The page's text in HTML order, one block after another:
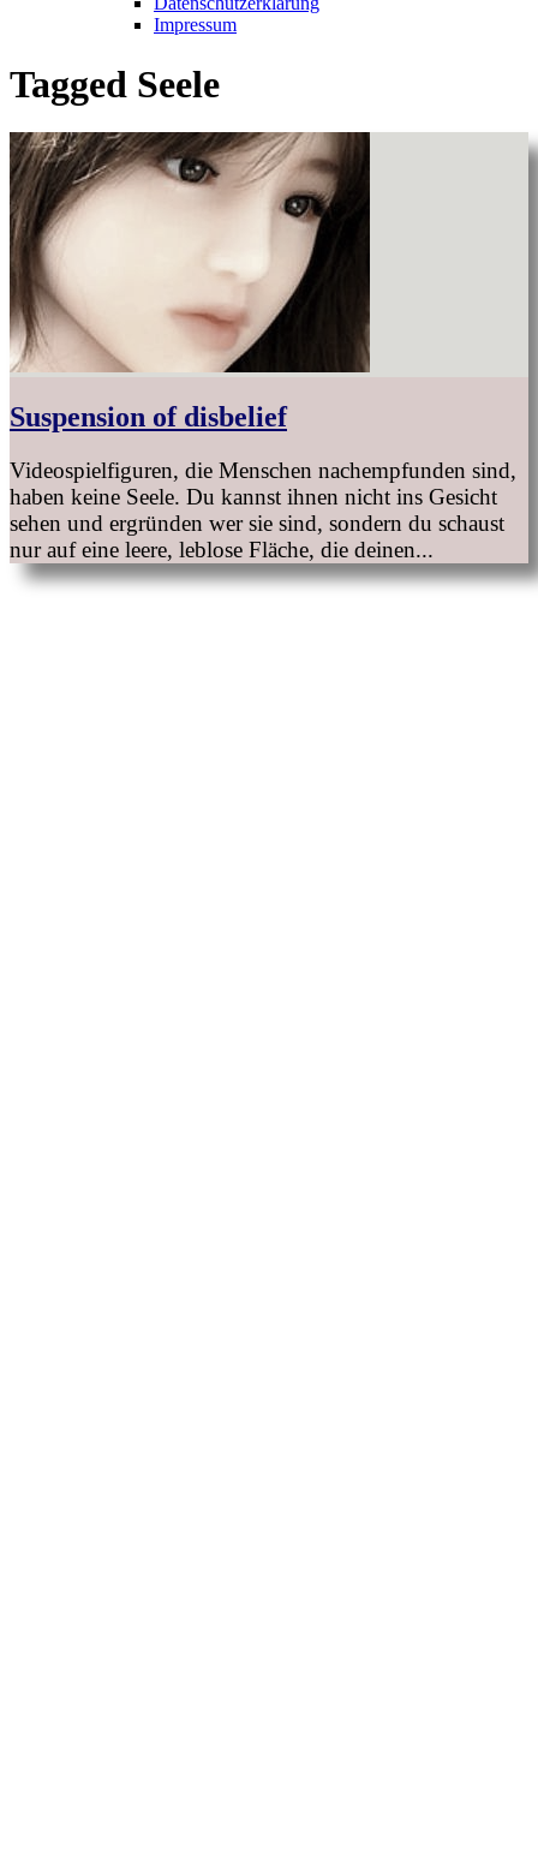
Impressum
Tagged Seele
Suspension of disbelief
Videospielfiguren, die Menschen nachempfunden sind,
haben keine Seele. Du kannst ihnen nicht ins Gesicht
sehen und ergründen wer sie sind, sondern du schaust
nur auf eine leere, leblose Fläche, die deinen...